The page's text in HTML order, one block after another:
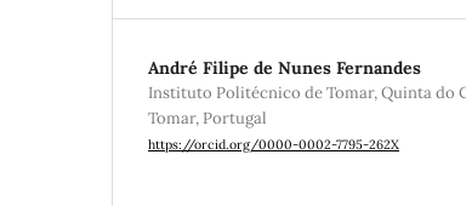
André Filipe de Nunes Fernandes
Instituto Politécnico de Tomar, Quinta do
Tomar, Portugal
https://orcid.org/0000-0002-7795-262X